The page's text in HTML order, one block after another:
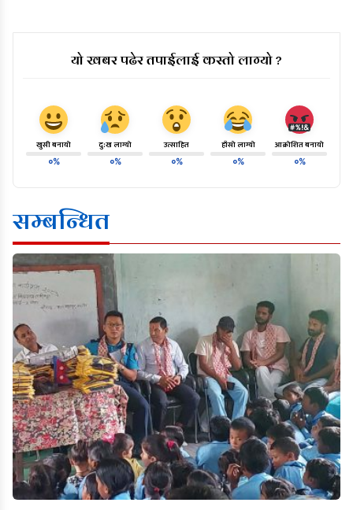
यो खबर पढेर तपाईलाई कस्तो लाग्यो ?
खुसी बनायो
०%
दु:ख लाग्यो
०%
उत्साहित
०%
हाँसो लाग्यो
०%
आक्रोशित बनायो
०%
सम्बन्धित